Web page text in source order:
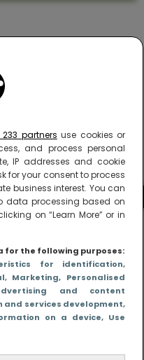
partners use cookies or
and process personal
IP addresses and cookie
for your consent to process
business interest. You can
data processing based on
on “Learn More” or in
for the following purposes:
for identification,
, Marketing, Personalised
and content
services development,
on a device, Use